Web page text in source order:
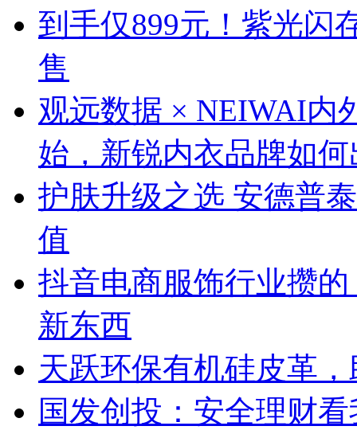
到手仅899元！紫光闪
售
观远数据 × NEIWAI内
始，新锐内衣品牌如
护肤升级之选 安德普
值
抖音电商服饰行业攒
新东西
天跃环保有机硅皮革
国发创投：安全理财看